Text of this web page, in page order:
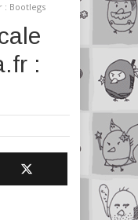
: Bootlegs
: